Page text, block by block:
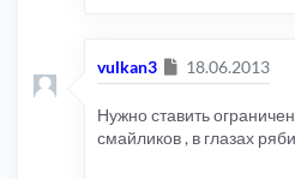
vulkan3 Сообщение
18.06.2013
Нужно ставить
смайликов , в глазах